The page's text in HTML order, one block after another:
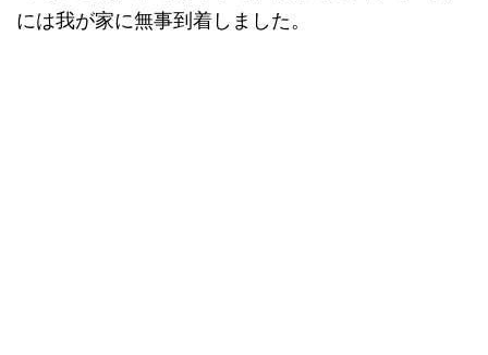
には我が家に無事到着しました。